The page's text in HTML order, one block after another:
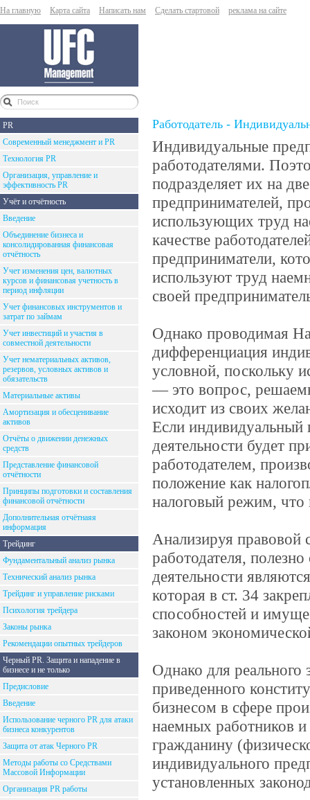
На главную Карта сайта Написать нам Сделать стартовой реклама на сайте
PR
Современный менеджмент и PR
Технология PR
Организация, управление и
эффективность PR
Учёт и отчётность
Введение
Объединение бизнеса и
консолидированная финансовая
отчётность
Учет изменения цен, валютных
курсов и финансовая учетность в
период инфляции
Учет финансовых инструментов и
затрат по займам
Учет инвестиций и участия в
совместной деятельности
Учет нематериальных активов,
резервов, условных активов и
обязательств
Материальные активы
Амортизация и обесценивание
активов
Отчёты о движении денежных
средств
Представление финансовой
отчётности
Принципы подготовки и составления
финансовой отчётности
Дополнительная отчётнаяя
информация
Трейдинг
Фундаментальный анализ рынка
Технический анализ рынка
Трейдинг и управление рисками
Психология трейдера
Законы рынка
Рекомендации опытных трейдеров
Черный PR. Защита и нападение в
бизнесе и не только
Предисловие
Введение
Использование черного PR для атаки
бизнеса конкурентов
Защита от атак Черного PR
Методы работы со Средствами
Массовой Информации
Организация PR работы
Работодатель -
Индивидуальные
работодателями.
подразделяет их на
предпринимателей,
использующих труд
качестве
предприниматели,
используют труд
своей
Однако проводимая
дифференциация
условной, поскольку
— это вопрос,
исходит из своих
Если индивидуальный
деятельности будет
работодателем,
положение как
налоговый режим,
Анализируя правовой
работодателя,
деятельности
которая в ст. 34
способностей и
законом
Однако для реального
приведенного
бизнесом в сфере
наемных работников
гражданину
индивидуального
установленных